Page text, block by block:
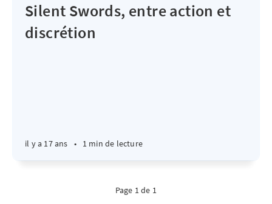
Silent Swords, entre action et
discrétion
il y a 17 ans • 1 min de lecture
Page 1 de 1